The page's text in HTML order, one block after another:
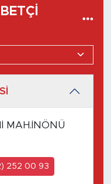
MAH.İNÖNÜ
252 00 93